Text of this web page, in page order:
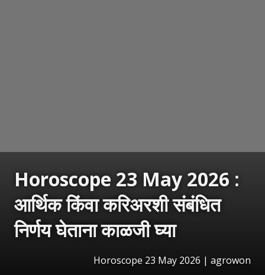
Horoscope 23 May 2026 :
आर्थिक किंवा करिअरशी संबंधित
निर्णय घेताना काळजी घ्या
Horoscope 23 May 2026 | agrowon